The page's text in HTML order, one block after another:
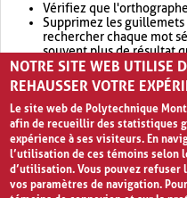
Vérifiez que
Supprimez les
rechercher chaque mot
souvent plus de résultat
Envisagez d'élargir votre
retournera souvent plus
NOTRE SITE WEB UTILISE
REHAUSSER VOTRE
Le site web de Polytechnique
afin de recueillir des statistiques
expérience à ses visiteurs. En
l’utilisation de ces témoins selon
d’utilisation. Vous pouvez
vos paramètres de navigation.